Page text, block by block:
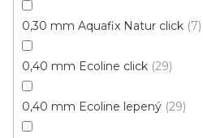
0,30 mm Aquafix Natur click 7
0,40 mm Ecoline click 29
0,40 mm Ecoline lepený 29
Vinylová podlaha Wineo
DB00116
449 Kč / m2
575 Kč